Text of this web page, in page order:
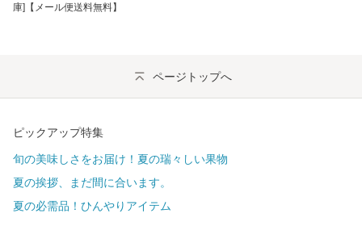
庫]【メール便送料無料】
ページトップへ
ピックアップ特集
旬の美味しさをお届け！夏の瑞々しい果物
夏の挨拶、まだ間に合います。
夏の必需品！ひんやりアイテム